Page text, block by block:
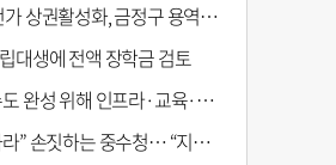
권활성화, 금정구 용역 그대로 ‘복붙’
대생에 전액 장학금 검토
프라·교육·세제 등 전방위 지원”…부산해양수도특별법’ 개정안 발의
짓하는 중수청… “지켜보자” 머뭇대는 검찰